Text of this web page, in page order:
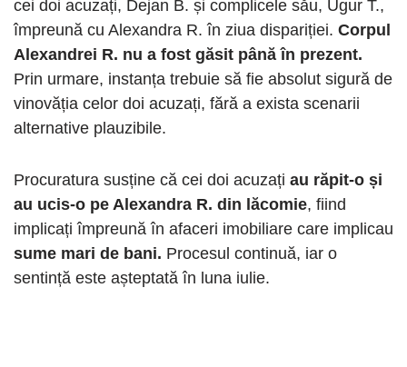
cei doi acuzați, Dejan B. și complicele său, Ugur T.,
împreună cu Alexandra R. în ziua dispariției. Corpul
Alexandrei R. nu a fost găsit până în prezent.
Prin urmare, instanța trebuie să fie absolut sigură de
vinovăția celor doi acuzați, fără a exista scenarii
alternative plauzibile.
Procuratura susține că cei doi acuzați au răpit-o și
au ucis-o pe Alexandra R. din lăcomie, fiind
implicați împreună în afaceri imobiliare care implicau
sume mari de bani. Procesul continuă, iar o
sentință este așteptată în luna iulie.